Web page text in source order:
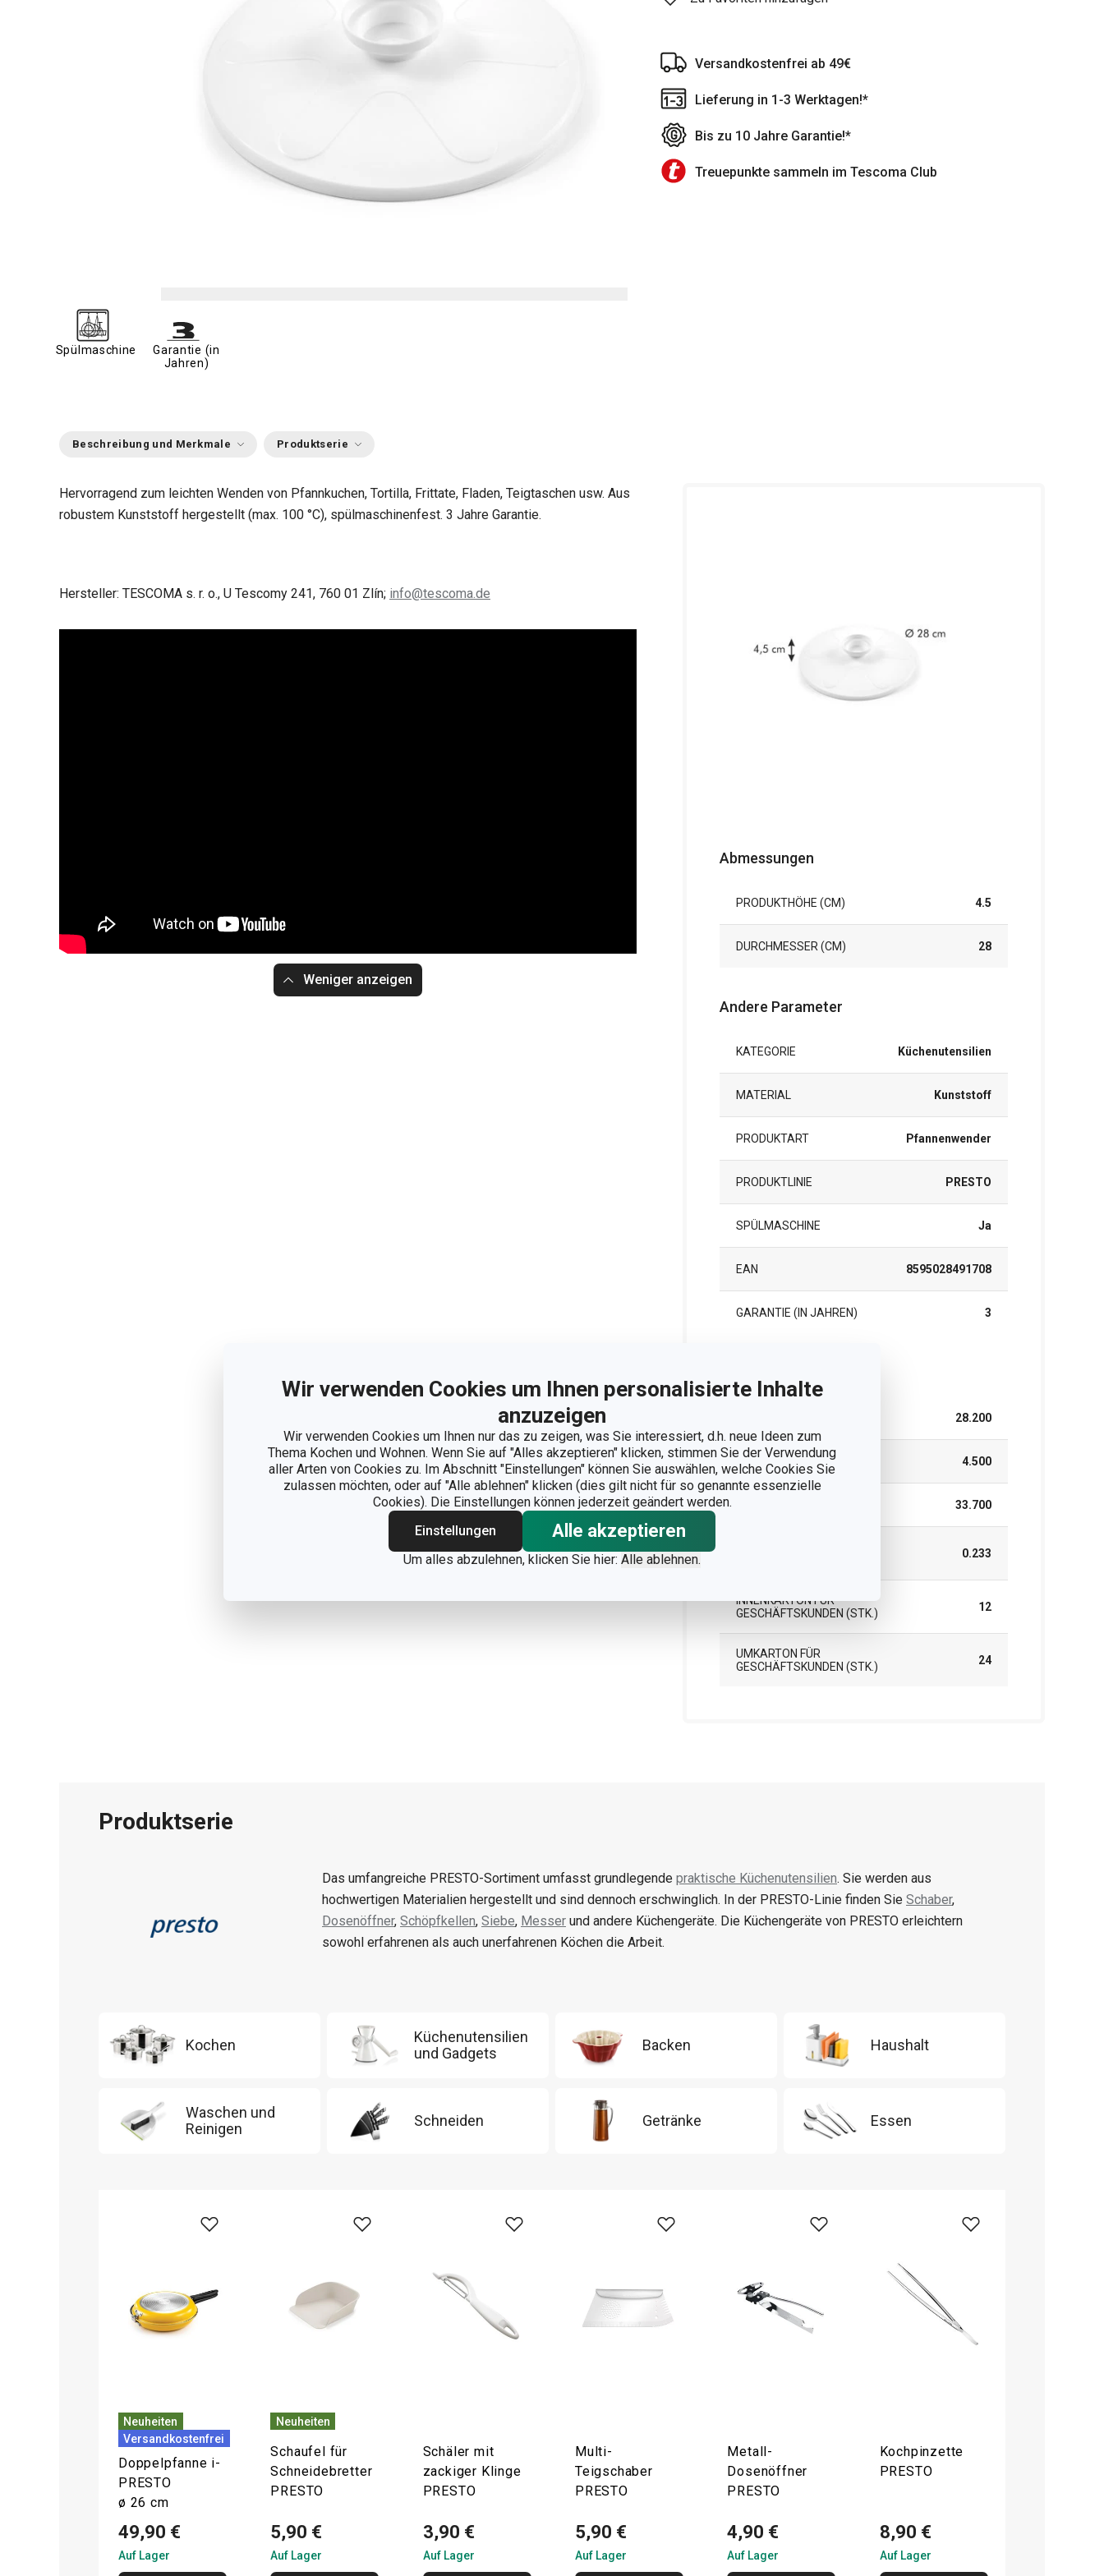
Wir verwenden Cookies um Ihnen personalisierte Inhalte
anzuzeigen
Wir verwenden Cookies um Ihnen nur das zu zeigen, was Sie interessiert, d.h. neue Ideen zum
Thema Kochen und Wohnen. Wenn Sie auf "Alles akzeptieren" klicken, stimmen Sie der Verwendung
aller Arten von Cookies zu. Im Abschnitt "Einstellungen" können Sie auswählen, welche Cookies Sie
zulassen möchten, oder auf "Alle ablehnen" klicken (dies gilt nicht für so genannte essenzielle
Cookies). Die Einstellungen können jederzeit geändert werden.
Einstellungen
Alle akzeptieren
Um alles abzulehnen, klicken Sie hier: Alle ablehnen.
Versandkostenfrei ab 49€
Lieferung in 1-3 Werktagen!*
Bis zu 10 Jahre Garantie!*
Treuepunkte sammeln im Tescoma Club
Spülmaschine
Garantie (in
Jahren)
Beschreibung und Merkmale Produktserie
Hervorragend zum leichten Wenden von Pfannkuchen, Tortilla, Frittate, Fladen, Teigtaschen usw. Aus
robustem Kunststoff hergestellt (max. 100 °C), spülmaschinenfest. 3 Jahre Garantie.
Hersteller: TESCOMA s. r. o., U Tescomy 241, 760 01 Zlín; info@tescoma.de
Weniger anzeigen
Abmessungen
PRODUKTHÖHE (CM) 4.5
DURCHMESSER (CM) 28
Andere Parameter
KATEGORIE Küchenutensilien
MATERIAL Kunststoff
PRODUKTART Pfannenwender
PRODUKTLINIE PRESTO
SPÜLMASCHINE Ja
EAN 8595028491708
GARANTIE (IN JAHREN) 3
28.200
HÖHE (CM) 4.500
33.700
0.233
INNENKARTON FÜR
GESCHÄFTSKUNDEN (STK.)
12
UMKARTON FÜR
GESCHÄFTSKUNDEN (STK.)
24
Produktserie
Das umfangreiche PRESTO-Sortiment umfasst grundlegende praktische Küchenutensilien. Sie werden aus
hochwertigen Materialien hergestellt und sind dennoch erschwinglich. In der PRESTO-Linie finden Sie Schaber,
Dosenöffner, Schöpfkellen, Siebe, Messer und andere Küchengeräte. Die Küchengeräte von PRESTO erleichtern
sowohl erfahrenen als auch unerfahrenen Köchen die Arbeit.
Kochen
Küchenutensilien
und Gadgets
Backen Haushalt
Waschen und
Reinigen
Schneiden Getränke Essen
Neuheiten
Versandkostenfrei
Doppelpfanne i-
PRESTO
ø 26 cm
49,90 €
Auf Lager
Neuheiten
Schaufel für
Schneidebretter
PRESTO
5,90 €
Auf Lager
Schäler mit
zackiger Klinge
PRESTO
3,90 €
Auf Lager
Multi-
Teigschaber
PRESTO
5,90 €
Auf Lager
Metall-
Dosenöffner
PRESTO
4,90 €
Auf Lager
Kochpinzette
PRESTO
8,90 €
Auf Lager